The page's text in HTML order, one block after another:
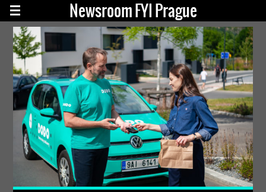
Newsroom FYI Prague